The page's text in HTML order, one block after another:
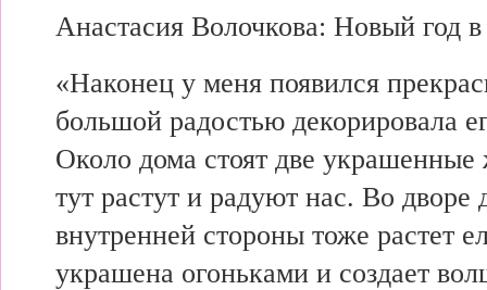
Анастасия Волочкова: Новый год
«Наконец у меня появился
большой радостью декорировала
Около дома стоят две
тут растут и радуют нас. Во дворе
внутренней стороны тоже растет
украшена огоньками и создает